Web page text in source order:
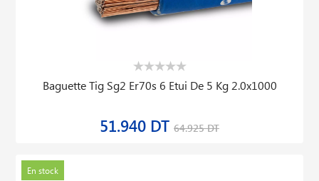
Baguette Tig Sg2 Er70s 6 Etui De 5 Kg 2.0x1000
51.940 DT 64.925 DT
En stock